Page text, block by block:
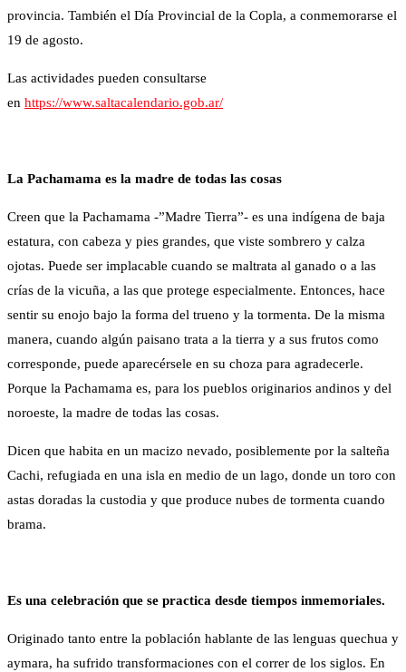
provincia. También el Día Provincial de la Copla, a conmemorarse el
19 de agosto.
Las actividades pueden consultarse
en https://www.saltacalendario.gob.ar/
La Pachamama es la madre de todas las cosas
Creen que la Pachamama -”Madre Tierra”- es una indígena de baja
estatura, con cabeza y pies grandes, que viste sombrero y calza
ojotas. Puede ser implacable cuando se maltrata al ganado o a las
crías de la vicuña, a las que protege especialmente. Entonces, hace
sentir su enojo bajo la forma del trueno y la tormenta. De la misma
manera, cuando algún paisano trata a la tierra y a sus frutos como
corresponde, puede aparecérsele en su choza para agradecerle.
Porque la Pachamama es, para los pueblos originarios andinos y del
noroeste, la madre de todas las cosas.
Dicen que habita en un macizo nevado, posiblemente por la salteña
Cachi, refugiada en una isla en medio de un lago, donde un toro con
astas doradas la custodia y que produce nubes de tormenta cuando
brama.
Es una celebración que se practica desde tiempos inmemoriales.
Originado tanto entre la población hablante de las lenguas quechua y
aymara, ha sufrido transformaciones con el correr de los siglos. En